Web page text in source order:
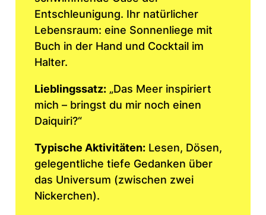
Entschleunigung. Ihr natürlicher
Lebensraum: eine Sonnenliege mit
Buch in der Hand und Cocktail im
Halter.
Lieblingssatz:„Das Meer inspiriert
mich – bringst du mir noch einen
Daiquiri?“
Typische Aktivitäten:Lesen, Dösen,
gelegentliche tiefe Gedanken über
das Universum (zwischen zwei
Nickerchen).